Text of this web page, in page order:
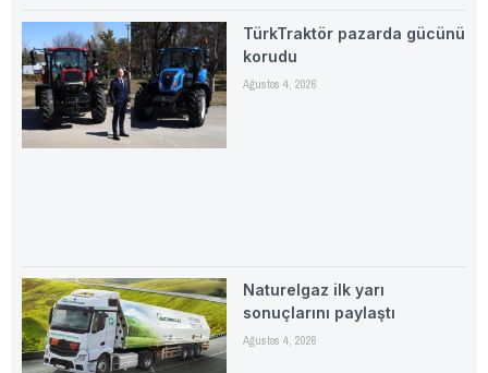
TürkTraktör pazarda gücünü
korudu
Ağustos 4, 2026
Naturelgaz ilk yarı
sonuçlarını paylaştı
Ağustos 4, 2026